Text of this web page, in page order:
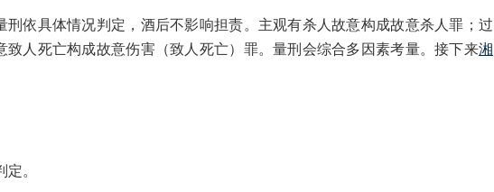
具体情况判定，酒后不影响担责。主观有杀人故意构成故意杀人罪；过
致人死亡构成故意伤害（致人死亡）罪。量刑会综合多因素考量。接下来湘
。